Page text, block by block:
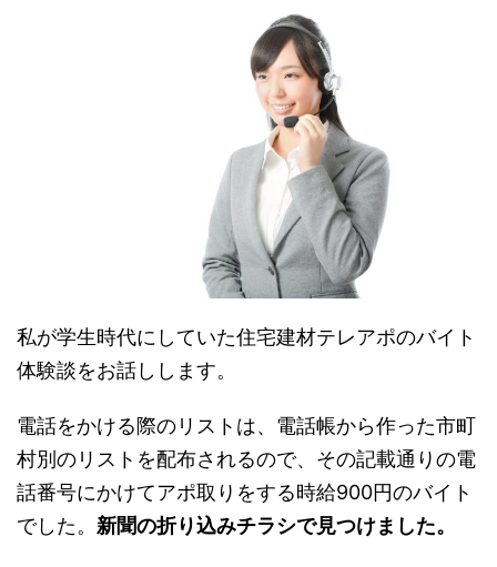
私が学生時代にしていた住宅建材テレアポのバイト
体験談をお話しします。
電話をかける際のリストは、 電話帳から作った市町
村別のリストを配布されるので、その記載通りの電
話番号にかけてアポ取りをする時給900円のバイト
でした。 新聞の折り込みチラシで見つけました。